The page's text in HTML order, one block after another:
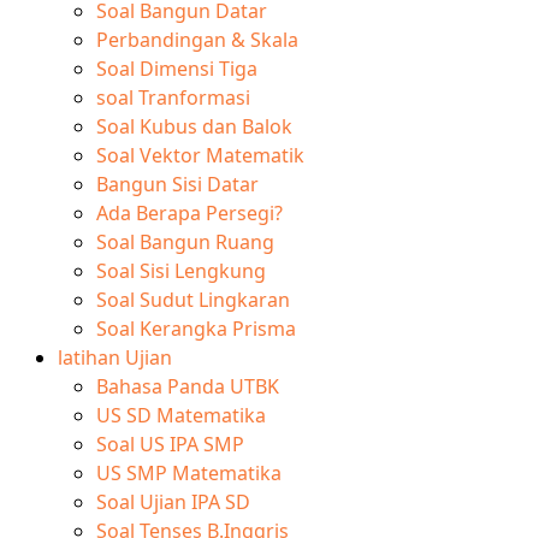
Soal Bangun Datar
Perbandingan & Skala
Soal Dimensi Tiga
soal Tranformasi
Soal Kubus dan Balok
Soal Vektor Matematik
Bangun Sisi Datar
Ada Berapa Persegi?
Soal Bangun Ruang
Soal Sisi Lengkung
Soal Sudut Lingkaran
Soal Kerangka Prisma
latihan Ujian
Bahasa Panda UTBK
US SD Matematika
Soal US IPA SMP
US SMP Matematika
Soal Ujian IPA SD
Soal Tenses B.Inggris